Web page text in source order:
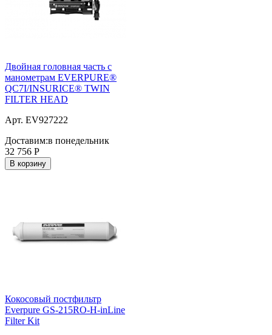
Двойная головная часть с
манометрам EVERPURE®
QC7I/INSURICE® TWIN
FILTER HEAD
Арт. EV927222
Доставим:в понедельник
32 756 Р
В корзину
Кокосовый постфильтр
Everpure GS-215RO-H-inLine
Filter Kit